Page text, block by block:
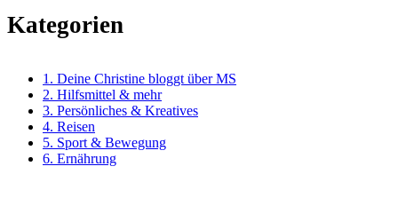
Kategorien
1. Deine Christine bloggt über MS
2. Hilfsmittel & mehr
3. Persönliches & Kreatives
4. Reisen
5. Sport & Bewegung
6. Ernährung